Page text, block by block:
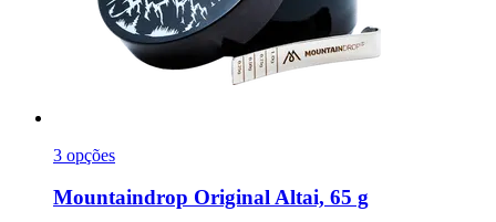
3 opções
Mountaindrop Original Altai, 65 g